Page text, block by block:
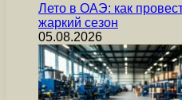
Лето в ОАЭ: как
жаркий сезон
05.08.2026